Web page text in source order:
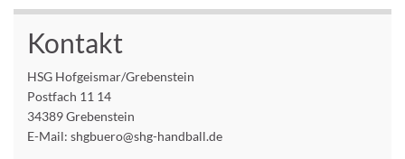
Kontakt
HSG Hofgeismar/Grebenstein
Postfach 11 14
34389 Grebenstein
E-Mail: shgbuero@shg-handball.de